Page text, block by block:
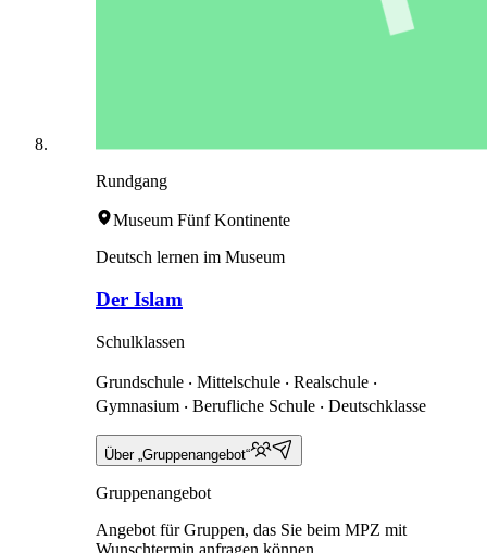
Rundgang
Museum Fünf Kontinente
Deutsch lernen im Museum
Der Islam
Schulklassen
Grundschule ‧ Mittelschule ‧ Realschule ‧
Gymnasium ‧ Berufliche Schule ‧ Deutschklasse
Über „Gruppenangebot“
Gruppenangebot
Angebot für Gruppen, das Sie beim MPZ mit
Wunschtermin anfragen können.